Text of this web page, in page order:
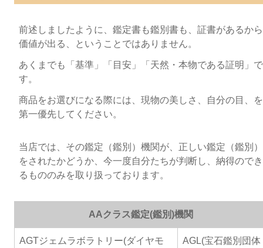
前述しましたように、鑑定書も鑑別書も、証書があるから
価値が出る、ということではありません。
あくまでも「基準」「目安」「天然・本物である証明」で
す。
商品をお選びになる際には、現物の美しさ、自分の目、を
第一優先してください。
当店では、その鑑定（鑑別）機関が、正しい鑑定（鑑別）
をされたかどうか、今一度自分たちが判断し、納得のでき
るもののみを取り扱っております。
AAクラス鑑定(鑑別)機関
AGTジェムラボラトリー(ダイヤモ
AGL(宝石鑑別団体